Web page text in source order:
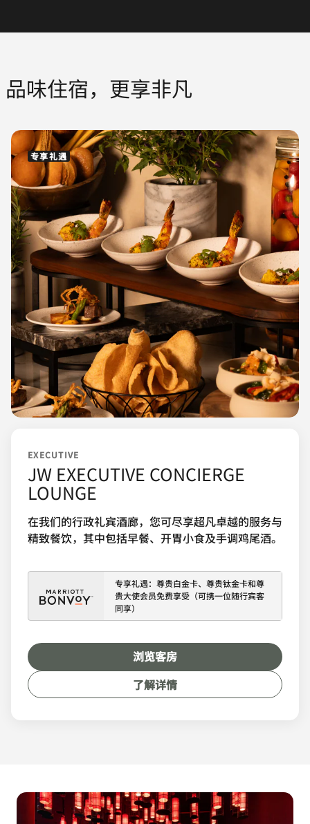
品味住宿，更享非凡
专享礼遇
EXECUTIVE
JW EXECUTIVE CONCIERGE
LOUNGE
在我们的行政礼宾酒廊，您可尽享超凡卓越的服务与
精致餐饮，其中包括早餐、开胃小食及手调鸡尾酒。
专享礼遇：尊贵白金卡、尊贵钛金卡和尊
贵大使会员免费享受（可携一位随行宾客
同享）
浏览客房
了解详情